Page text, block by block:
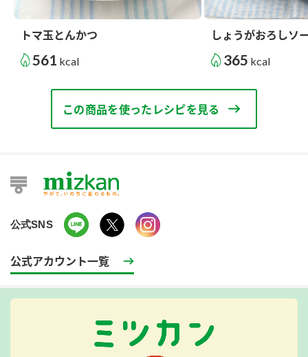
トマ玉とんかつ
561 kcal
しょうがおろしソ
365 kcal
この商品を使ったレシピを見る
公式SNS
公式アカウント一覧